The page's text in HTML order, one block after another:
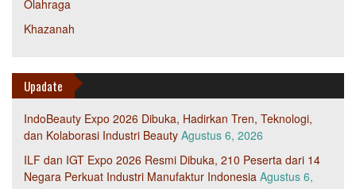
Olahraga
Khazanah
Upadate
IndoBeauty Expo 2026 Dibuka, Hadirkan Tren, Teknologi,
dan Kolaborasi Industri Beauty Agustus 6, 2026
ILF dan IGT Expo 2026 Resmi Dibuka, 210 Peserta dari 14
Negara Perkuat Industri Manufaktur Indonesia Agustus 6,